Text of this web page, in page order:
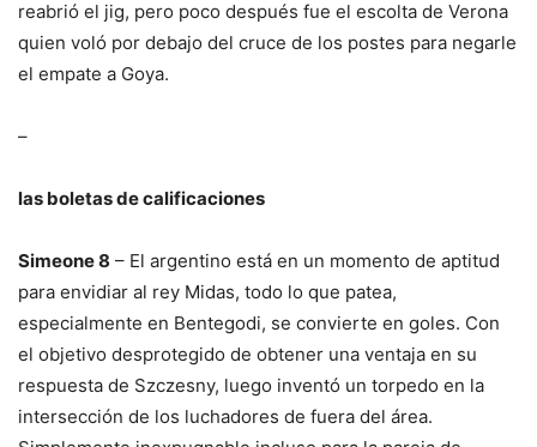
reabrió el jig, pero poco después fue el escolta de Verona
quien voló por debajo del cruce de los postes para negarle
el empate a Goya.
–
las boletas de calificaciones
Simeone 8 – El argentino está en un momento de aptitud
para envidiar al rey Midas, todo lo que patea,
especialmente en Bentegodi, se convierte en goles. Con
el objetivo desprotegido de obtener una ventaja en su
respuesta de Szczesny, luego inventó un torpedo en la
intersección de los luchadores de fuera del área.